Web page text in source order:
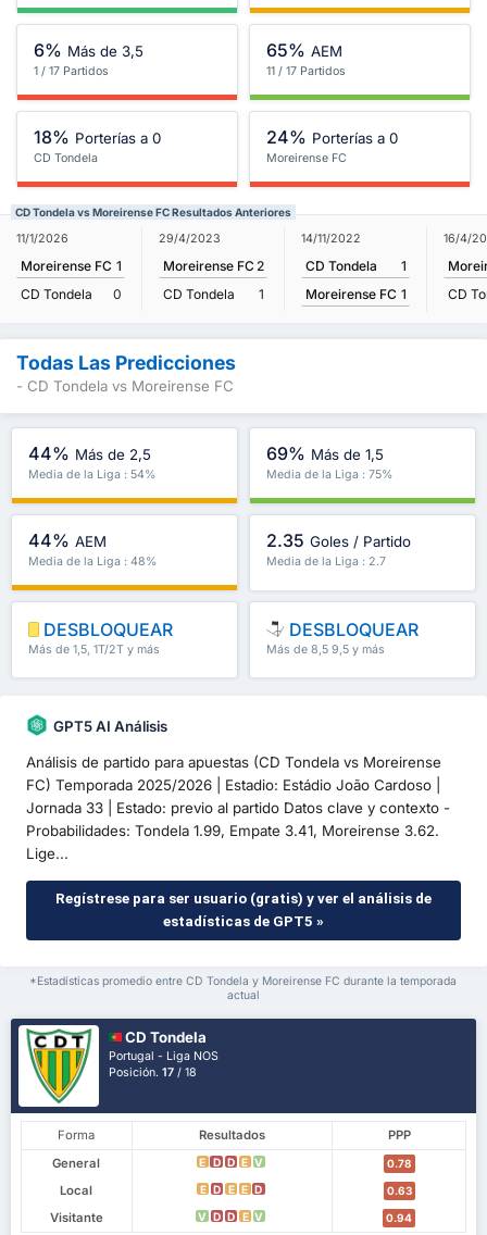
6% Más de 3,5
1 / 17 Partidos
65% AEM
11 / 17 Partidos
18% Porterías a 0
CD Tondela
24% Porterías a 0
Moreirense FC
CD Tondela vs Moreirense FC Resultados Anteriores
11/1/2026
Moreirense FC 1
CD Tondela
0
29/4/2023
Moreirense FC 2
CD Tondela
1
14/11/2022
CD Tondela
1
Moreirense FC 1
16/4/
CD
Todas Las Predicciones
- CD Tondela vs Moreirense FC
44% Más de 2,5
Media de la Liga : 54%
69% Más de 1,5
Media de la Liga : 75%
44% AEM
Media de la Liga : 48%
2.35 Goles / Partido
Media de la Liga : 2.7
DESBLOQUEAR
Más de 1,5, 1T/2T y más
DESBLOQUEAR
Más de 8,5 9,5 y más
GPT5 AI Análisis
Análisis de partido para apuestas (CD Tondela vs Moreirense
FC) Temporada 2025/2026 | Estadio: Estádio João Cardoso |
Jornada 33 | Estado: previo al partido Datos clave y contexto -
Probabilidades: Tondela 1.99, Empate 3.41, Moreirense 3.62.
Lige...
Regístrese para ser usuario (gratis) y ver el análisis de
estadísticas de GPT5 »
*Estadísticas promedio entre CD Tondela y Moreirense FC durante la temporada
actual
CD Tondela
Portugal - Liga NOS
Posición.17 / 18
Forma Resultados
PPP
General
E D D E V 0.78
Local E D E E D 0.63
Visitante V D D E V 0.94